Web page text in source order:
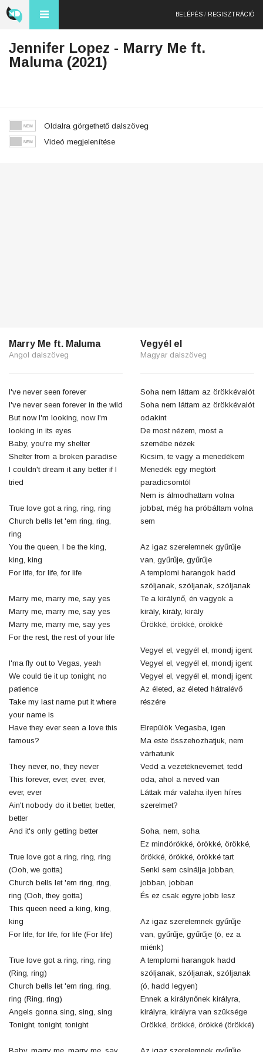
BELÉPÉS / REGISZTRÁCIÓ
Jennifer Lopez - Marry Me ft.
Maluma (2021)
Oldalra görgethető dalszöveg
Videó megjelenítése
Marry Me ft. Maluma
Angol dalszöveg
I've never seen forever
I've never seen forever in the wild
But now I'm looking, now I'm
looking in its eyes
Baby, you're my shelter
Shelter from a broken paradise
I couldn't dream it any better if I
tried
True love got a ring, ring, ring
Church bells let 'em ring, ring,
ring
You the queen, I be the king,
king, king
For life, for life, for life
Marry me, marry me, say yes
Marry me, marry me, say yes
Marry me, marry me, say yes
For the rest, the rest of your life
I'ma fly out to Vegas, yeah
We could tie it up tonight, no
patience
Take my last name put it where
your name is
Have they ever seen a love this
famous?
They never, no, they never
This forever, ever, ever, ever,
ever, ever
Ain't nobody do it better, better,
better
And it's only getting better
True love got a ring, ring, ring
(Ooh, we gotta)
Church bells let 'em ring, ring,
ring (Ooh, they gotta)
This queen need a king, king,
king
For life, for life, for life (For life)
True love got a ring, ring, ring
(Ring, ring)
Church bells let 'em ring, ring,
ring (Ring, ring)
Angels gonna sing, sing, sing
Tonight, tonight, tonight
Vegyél el
Magyar dalszöveg
Soha nem láttam az örökkévalót
Soha nem láttam az örökkévalót
odakint
De most nézem, most a
szemébe nézek
Kicsim, te vagy a menedékem
Menedék egy megtört
paradicsomtól
Nem is álmodhattam volna
jobbat, még ha próbáltam volna
sem
Az igaz szerelemnek gyűrűje
van, gyűrűje, gyűrűje
A templomi harangok hadd
szóljanak, szóljanak, szóljanak
Te a királynő, én vagyok a
király, király, király
Örökké, örökké, örökké
Vegyel el, vegyél el, mondj igent
Vegyel el, vegyél el, mondj igent
Vegyel el, vegyél el, mondj igent
Az életed, az életed hátralévő
részére
Elrepülök Vegasba, igen
Ma este összehozhatjuk, nem
várhatunk
Vedd a vezetéknevemet, tedd
oda, ahol a neved van
Láttak már valaha ilyen híres
szerelmet?
Soha, nem, soha
Ez mindörökké, örökké, örökké,
örökké, örökké, örökké tart
Senki sem csinálja jobban,
jobban, jobban
És ez csak egyre jobb lesz
Az igaz szerelemnek gyűrűje
van, gyűrűje, gyűrűje (ó, ez a
miénk)
A templomi harangok hadd
szóljanak, szóljanak, szóljanak
(ó, hadd legyen)
Ennek a királynőnek királyra,
királyra, királyra van szüksége
Örökké, örökké, örökké (örökké)